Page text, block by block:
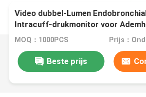
Video dubbel-Lumen
Intracuff-drukmonitor voor
MOQ：1000PCS Prijs：
Beste prijs